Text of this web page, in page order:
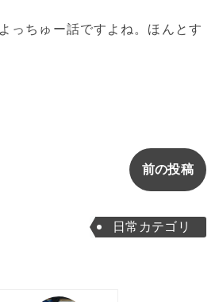
っちゅー話ですよね。ほんとす
前の投稿
日常カテゴリ